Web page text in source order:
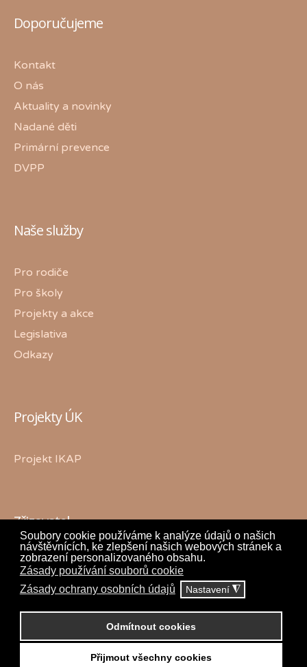
Soubory cookie používáme k analýze údajů o našich
návštěvnících, ke zlepšení našich webových stránek a
zobrazení personalizovaného obsahu.
Zásady používání souborů cookie
Zásady ochrany osobních údajů
Nastavení ◮
Odmítnout cookies
Přijmout všechny cookies
Doporučujeme
Kontakt
O nás
Aktuality a novinky
Nadané děti
Primární prevence
DVPP
Naše služby
Pro rodiče
Pro školy
Projekty a akce
Legislativa
Odkazy
Projekty ÚK
Projekt IKAP
Zřizovatel